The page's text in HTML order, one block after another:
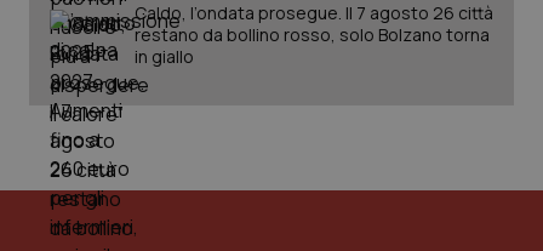
Caldo, l’ondata prosegue. Il 7 agosto 26 città
restano da bollino rosso, solo Bolzano torna
in giallo
PHPSESSID